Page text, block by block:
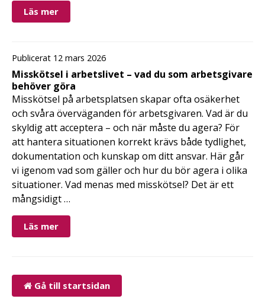
Läs mer
Publicerat 12 mars 2026
Misskötsel i arbetslivet – vad du som arbetsgivare
behöver göra
Misskötsel på arbetsplatsen skapar ofta osäkerhet
och svåra överväganden för arbetsgivaren. Vad är du
skyldig att acceptera – och när måste du agera? För
att hantera situationen korrekt krävs både tydlighet,
dokumentation och kunskap om ditt ansvar. Här går
vi igenom vad som gäller och hur du bör agera i olika
situationer. Vad menas med misskötsel? Det är ett
mångsidigt …
Läs mer
Gå till startsidan